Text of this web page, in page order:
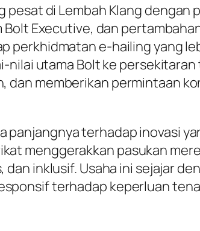
pesat di Lembah Klang dengan
Executive, dan
perkhidmatan e-hailing yang
nilai utama Bolt ke
dan memberikan permintaan
panjangnya terhadap inovasi
menggerakkan pasukan
inklusif. Usaha ini sejajar
terhadap keperluan